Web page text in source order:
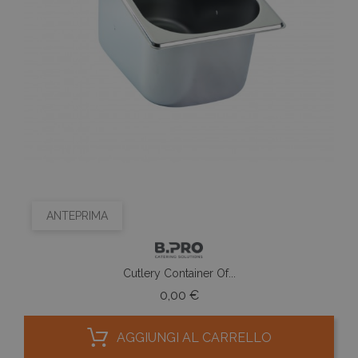
ANTEPRIMA
Cutlery Container Of...
0,00 €Prezzo
AGGIUNGI AL CARRELLO